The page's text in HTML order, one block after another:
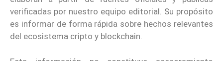
verificadas por nuestro equipo editorial. Su propósito
es informar de forma rápida sobre hechos relevantes
del ecosistema cripto y blockchain.